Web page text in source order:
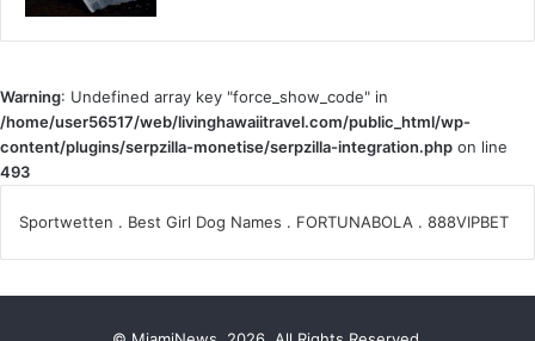
Warning: Undefined array key "force_show_code" in
/home/user56517/web/livinghawaiitravel.com/public_html/wp-
content/plugins/serpzilla-monetise/serpzilla-integration.php on line
493
Sportwetten . Best Girl Dog Names . FORTUNABOLA . 888VIPBET